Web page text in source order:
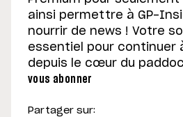
ainsi permettre à GP-
nourrir de news ! Votre
essentiel pour continuer
depuis le cœur du
vous abonner
Partager sur: